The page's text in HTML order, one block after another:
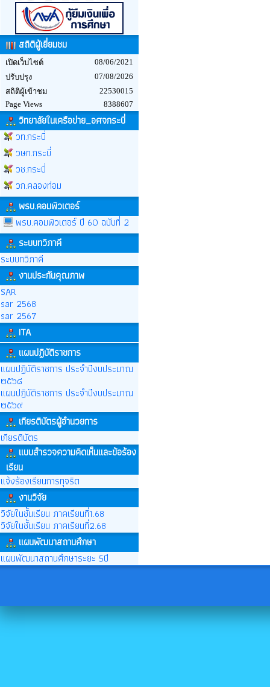
สถิติผู้เยี่ยมชม
เปิดเว็บไซต์
08/06/2021
ปรับปรุง
07/08/2026
สถิติผู้เข้าชม
22530015
Page Views
8388607
วิทยาลัยในเครือข่าย_อศจกระบี่
วท.กระบี่
วษท.กระบี่
วช.กระบี่
วก.คลองท่อม
พรบ.คอมพิวเตอร์
พรบ.คอมพิวเตอร์ ปี 60 ฉบับที่ 2
ระบบทวิภาคี
ระบบทวิภาคี
งานประกันคุณภาพ
SAR
sar 2568
sar 2567
ITA
แผนปฏิบัติราชการ
แผนปฏิบัติราชการ ประจำปีงบประมาณ
๒๕๖๘
แผนปฎิบัติราชการ ประจำปีงบประมาณ
๒๕๖๙
เกียรติบัตรผู้อำนวยการ
เกียรติบัตร
แบบสำรวจความคิดเห็นและข้อร้อง
เรียน
แจ้งร้องเรียนการทุจริต
งานวิจัย
วิจัยในชั้นเรียน ภาคเรียนที่1.68
วิจัยในชั้นเรียน ภาคเรียนที่2.68
แผนพัฒนาสถานศึกษา
แผนพัฒนาสถานศึกษาระยะ 5ปี